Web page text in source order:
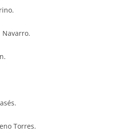
Navarro.
Torres.